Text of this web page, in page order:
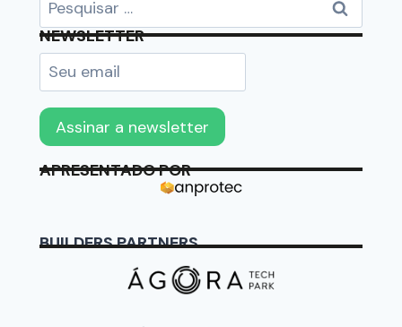
NEWSLETTER
APRESENTADO POR
BUILDERS PARTNERS